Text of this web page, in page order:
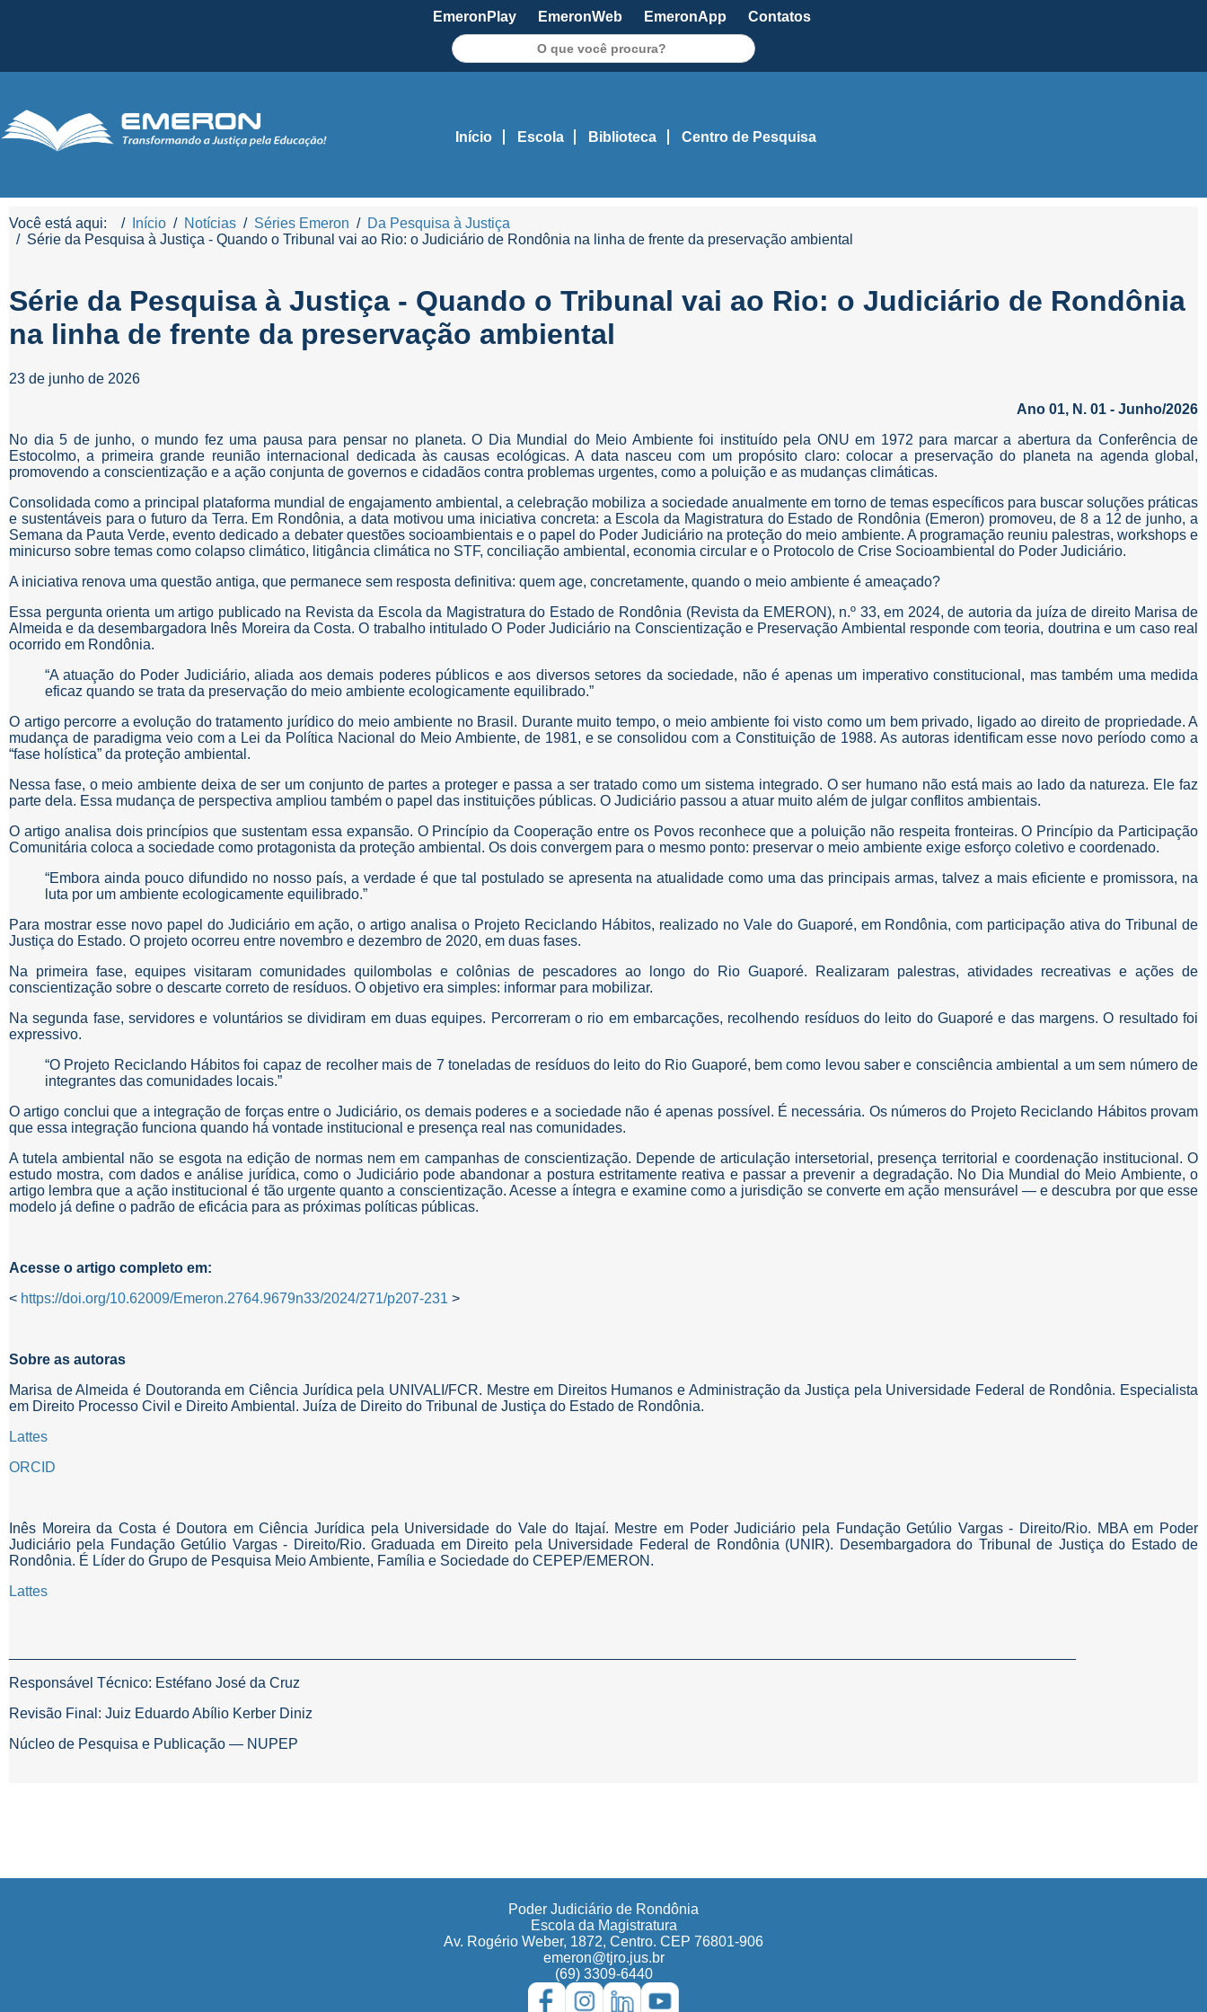
EmeronPlay EmeronWeb EmeronApp Contatos
Início Escola Biblioteca Centro de Pesquisa
Você está aqui: Início Notícias Séries Emeron
Da Pesquisa à Justiça
Série da Pesquisa à Justiça - Quando o Tribunal vai ao Rio: o Judiciário de Rondônia na linha de frente da preservação ambiental
Série da Pesquisa à Justiça - Quando o Tribunal vai ao Rio: o Judiciário de Rondônia
na linha de frente da preservação ambiental
23 de junho de 2026
Ano 01, N. 01 - Junho/2026
No dia 5 de junho, o mundo fez uma pausa para pensar no planeta. O Dia Mundial do Meio Ambiente foi instituído pela ONU em 1972 para marcar a abertura da Conferência de
Estocolmo, a primeira grande reunião internacional dedicada às causas ecológicas. A data nasceu com um propósito claro: colocar a preservação do planeta na agenda global,
promovendo a conscientização e a ação conjunta de governos e cidadãos contra problemas urgentes, como a poluição e as mudanças climáticas.
Consolidada como a principal plataforma mundial de engajamento ambiental, a celebração mobiliza a sociedade anualmente em torno de temas específicos para buscar soluções práticas
e sustentáveis para o futuro da Terra. Em Rondônia, a data motivou uma iniciativa concreta: a Escola da Magistratura do Estado de Rondônia (Emeron) promoveu, de 8 a 12 de junho, a
Semana da Pauta Verde, evento dedicado a debater questões socioambientais e o papel do Poder Judiciário na proteção do meio ambiente. A programação reuniu palestras, workshops e
minicurso sobre temas como colapso climático, litigância climática no STF, conciliação ambiental, economia circular e o Protocolo de Crise Socioambiental do Poder Judiciário.
A iniciativa renova uma questão antiga, que permanece sem resposta definitiva: quem age, concretamente, quando o meio ambiente é ameaçado?
Essa pergunta orienta um artigo publicado na Revista da Escola da Magistratura do Estado de Rondônia (Revista da EMERON), n.º 33, em 2024, de autoria da juíza de direito Marisa de
Almeida e da desembargadora Inês Moreira da Costa. O trabalho intitulado O Poder Judiciário na Conscientização e Preservação Ambiental responde com teoria, doutrina e um caso real
ocorrido em Rondônia.
“A atuação do Poder Judiciário, aliada aos demais poderes públicos e aos diversos setores da sociedade, não é apenas um imperativo constitucional, mas também uma medida
eficaz quando se trata da preservação do meio ambiente ecologicamente equilibrado.”
O artigo percorre a evolução do tratamento jurídico do meio ambiente no Brasil. Durante muito tempo, o meio ambiente foi visto como um bem privado, ligado ao direito de propriedade. A
mudança de paradigma veio com a Lei da Política Nacional do Meio Ambiente, de 1981, e se consolidou com a Constituição de 1988. As autoras identificam esse novo período como a
“fase holística” da proteção ambiental.
Nessa fase, o meio ambiente deixa de ser um conjunto de partes a proteger e passa a ser tratado como um sistema integrado. O ser humano não está mais ao lado da natureza. Ele faz
parte dela. Essa mudança de perspectiva ampliou também o papel das instituições públicas. O Judiciário passou a atuar muito além de julgar conflitos ambientais.
O artigo analisa dois princípios que sustentam essa expansão. O Princípio da Cooperação entre os Povos reconhece que a poluição não respeita fronteiras. O Princípio da Participação
Comunitária coloca a sociedade como protagonista da proteção ambiental. Os dois convergem para o mesmo ponto: preservar o meio ambiente exige esforço coletivo e coordenado.
“Embora ainda pouco difundido no nosso país, a verdade é que tal postulado se apresenta na atualidade como uma das principais armas, talvez a mais eficiente e promissora, na
luta por um ambiente ecologicamente equilibrado.”
Para mostrar esse novo papel do Judiciário em ação, o artigo analisa o Projeto Reciclando Hábitos, realizado no Vale do Guaporé, em Rondônia, com participação ativa do Tribunal de
Justiça do Estado. O projeto ocorreu entre novembro e dezembro de 2020, em duas fases.
Na primeira fase, equipes visitaram comunidades quilombolas e colônias de pescadores ao longo do Rio Guaporé. Realizaram palestras, atividades recreativas e ações de
conscientização sobre o descarte correto de resíduos. O objetivo era simples: informar para mobilizar.
Na segunda fase, servidores e voluntários se dividiram em duas equipes. Percorreram o rio em embarcações, recolhendo resíduos do leito do Guaporé e das margens. O resultado foi
expressivo.
“O Projeto Reciclando Hábitos foi capaz de recolher mais de 7 toneladas de resíduos do leito do Rio Guaporé, bem como levou saber e consciência ambiental a um sem número de
integrantes das comunidades locais.”
O artigo conclui que a integração de forças entre o Judiciário, os demais poderes e a sociedade não é apenas possível. É necessária. Os números do Projeto Reciclando Hábitos provam
que essa integração funciona quando há vontade institucional e presença real nas comunidades.
A tutela ambiental não se esgota na edição de normas nem em campanhas de conscientização. Depende de articulação intersetorial, presença territorial e coordenação institucional. O
estudo mostra, com dados e análise jurídica, como o Judiciário pode abandonar a postura estritamente reativa e passar a prevenir a degradação. No Dia Mundial do Meio Ambiente, o
artigo lembra que a ação institucional é tão urgente quanto a conscientização. Acesse a íntegra e examine como a jurisdição se converte em ação mensurável — e descubra por que esse
modelo já define o padrão de eficácia para as próximas políticas públicas.
Acesse o artigo completo em:
< https://doi.org/10.62009/Emeron.2764.9679n33/2024/271/p207-231 >
Sobre as autoras
Marisa de Almeida é Doutoranda em Ciência Jurídica pela UNIVALI/FCR. Mestre em Direitos Humanos e Administração da Justiça pela Universidade Federal de Rondônia. Especialista
em Direito Processo Civil e Direito Ambiental. Juíza de Direito do Tribunal de Justiça do Estado de Rondônia.
Lattes
ORCID
Inês Moreira da Costa é Doutora em Ciência Jurídica pela Universidade do Vale do Itajaí. Mestre em Poder Judiciário pela Fundação Getúlio Vargas - Direito/Rio. MBA em Poder
Judiciário pela Fundação Getúlio Vargas - Direito/Rio. Graduada em Direito pela Universidade Federal de Rondônia (UNIR). Desembargadora do Tribunal de Justiça do Estado de
Rondônia. É Líder do Grupo de Pesquisa Meio Ambiente, Família e Sociedade do CEPEP/EMERON.
Lattes
Responsável Técnico: Estéfano José da Cruz
Revisão Final: Juiz Eduardo Abílio Kerber Diniz
Núcleo de Pesquisa e Publicação — NUPEP
Poder Judiciário de Rondônia
Escola da Magistratura
Av. Rogério Weber, 1872, Centro. CEP 76801-906
emeron@tjro.jus.br
(69) 3309-6440